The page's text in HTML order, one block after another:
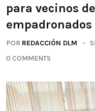
para vecinos
POR REDACCIÓN DLM
0 COMMENTS